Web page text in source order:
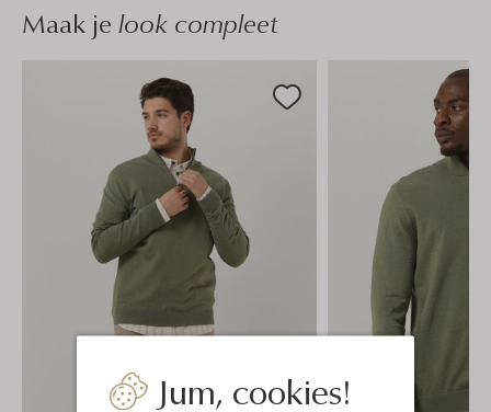
Jum, cookies!
Maak je look compleet